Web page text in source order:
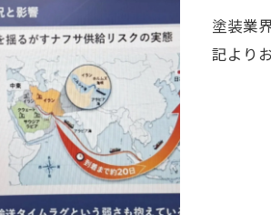
塗装業
記より